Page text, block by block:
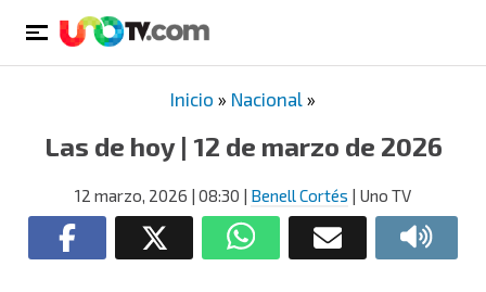
Inicio » Nacional »
Las de hoy | 12 de marzo de 2026
12 marzo, 2026 | 08:30 | Benell Cortés | Uno TV